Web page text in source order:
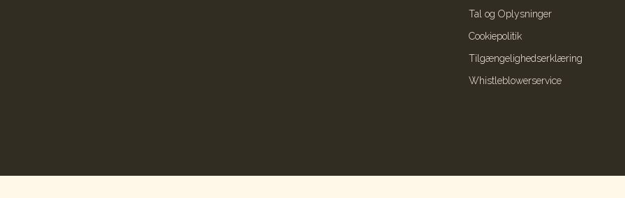
Tal og Oplysninger
Cookiepolitik
Tilgængelighedserklæring
Whistleblowerservice